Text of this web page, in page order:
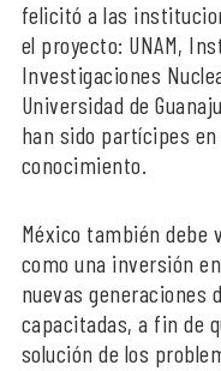
felicitó a las
el proyecto: UNAM,
Investigaciones
Universidad de
han sido partícipes
conocimiento.
México también debe
como una inversión
nuevas generaciones
capacitadas, a fin de
solución de los